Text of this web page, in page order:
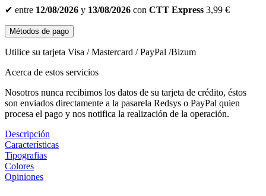
✔ entre 12/08/2026 y 13/08/2026 con CTT Express 3,99 €
Métodos de pago
Utilice su tarjeta Visa / Mastercard / PayPal /Bizum
Acerca de estos servicios
Nosotros nunca recibimos los datos de su tarjeta de crédito, éstos
son enviados directamente a la pasarela Redsys o PayPal quien
procesa el pago y nos notifica la realización de la operación.
Descripción
Características
Tipografias
Colores
Opiniones